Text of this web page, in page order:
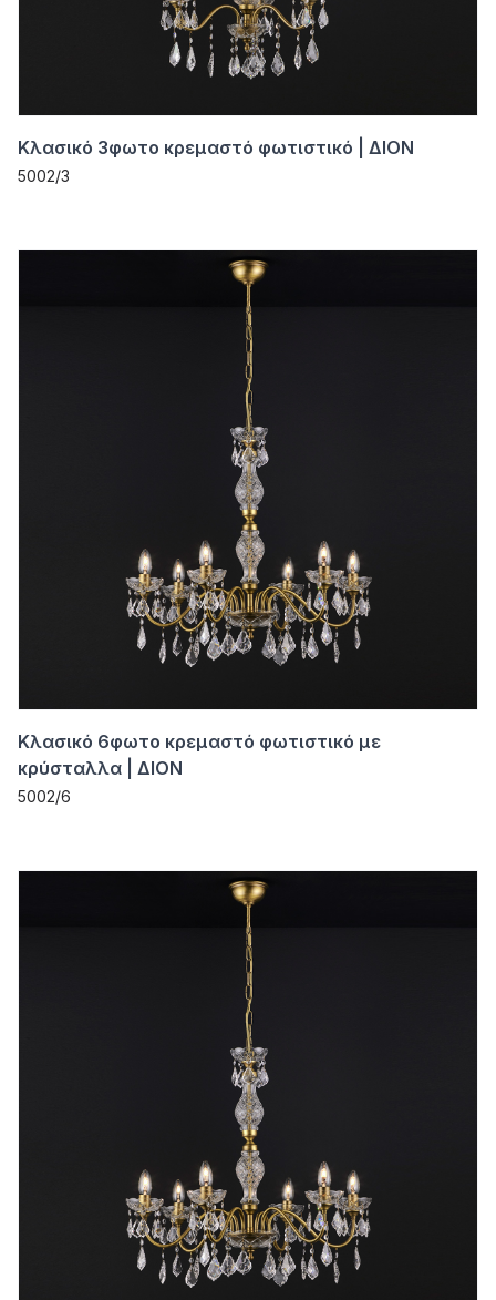
Κλασικό 3φωτο κρεμαστό φωτιστικό | ΔΙΟΝ
5002/3
Κλασικό 6φωτο κρεμαστό φωτιστικό με
κρύσταλλα | ΔΙΟΝ
5002/6